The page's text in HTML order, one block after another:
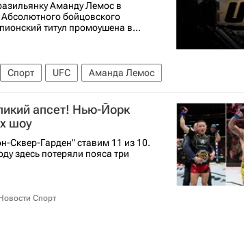
Аманду Лемос в
бойцовского
титул промоушена в...
Спорт UFC
Аманда Лемос
апсет! Нью-Йорк
шоу
Сквер-Гарден" ставим 11 из 10.
здесь потеряли пояса три
Спорт